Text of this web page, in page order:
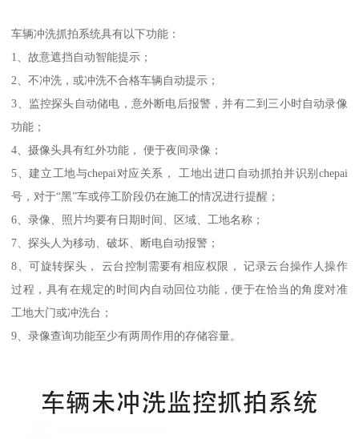
车辆冲洗抓拍系统具有以下功能：
1、故意遮挡自动智能提示；
2、不冲洗，或冲洗不合格车辆自动提示；
3、监控探头自动储电，意外断电后报警，并有二到三小时自动录像
功能；
4、摄像头具有红外功能， 便于夜间录像；
5、建立工地与chepai对应关系， 工地出进口自动抓拍并识别chepai
号，对于“黑”车或停工阶段仍在施工的情况进行提醒；
6、录像、照片均要有日期时间、区域、工地名称；
7、探头人为移动、破坏、断电自动报警；
8、可旋转探头， 云台控制需要有相应权限， 记录云台操作人操作
过程，具有在规定的时间内自动回位功能，便于在恰当的角度对准
工地大门或冲洗台；
9、录像查询功能至少有两周作用的存储容量。